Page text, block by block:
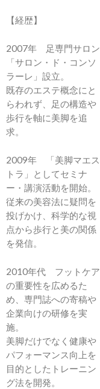
【経歴】
2007年 足専門サロン
「サロン・ド・コンソ
ラーレ」設立。
既存のエステ概念にと
らわれず、足の構造や
歩行を軸に美脚を追
求。
2009年 「美脚マエス
トラ」としてセミナ
ー・講演活動を開始。
従来の美容法に疑問を
投げかけ、科学的な視
点から歩行と美の関係
を発信。
2010年代 フットケア
の重要性を広めるた
め、専門誌への寄稿や
企業向けの研修を実
施。
美脚だけでなく健康や
パフォーマンス向上を
目的としたトレーニン
グ法を開発。